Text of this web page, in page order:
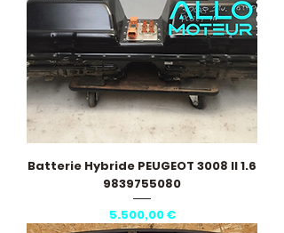
Batterie Hybride PEUGEOT 3008 II 1.6
9839755080
Pris
5.500,00 €